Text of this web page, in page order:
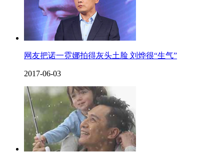
网友把诺一霓娜拍得灰头土脸 刘烨很“生气”
2017-06-03